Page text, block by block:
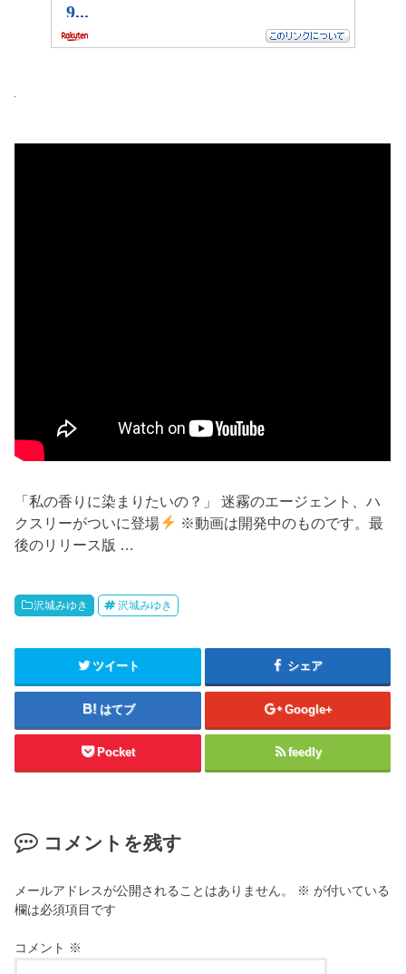
「私の香りに染まりたいの？」 迷霧のエージェント、ハ
クスリーがついに登場
※動画は開発中のものです。最
後のリリース版 …
沢城みゆき 沢城みゆき
ツイート シェア
はてブ Google+
Pocket feedly
コメントを残す
メールアドレスが公開されることはありません。 ※ が付いている
欄は必須項目です
コメント ※